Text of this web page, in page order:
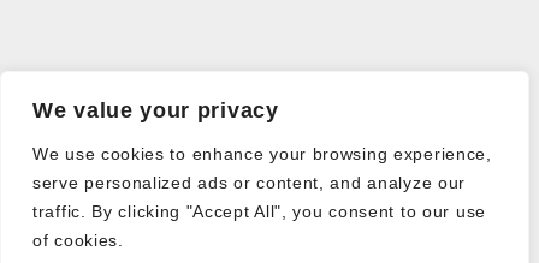
We value your privacy
We use cookies to enhance your browsing experience,
serve personalized ads or content, and analyze our
traffic. By clicking "Accept All", you consent to our use
of cookies.